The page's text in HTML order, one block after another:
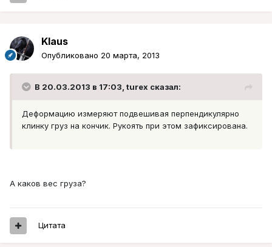
Klaus
Опубликовано 20 марта, 2013
В 20.03.2013 в 17:03, turex сказал:
Деформацию измеряют подвешивая перпендикулярно
клинку груз на кончик. Рукоять при этом зафиксирована.
А каков вес груза?
Цитата